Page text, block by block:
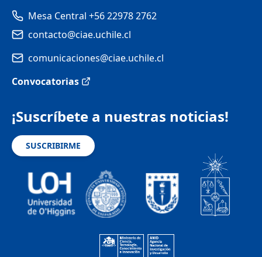
Mesa Central +56 22978 2762
contacto@ciae.uchile.cl
comunicaciones@ciae.uchile.cl
Convocatorias
¡Suscríbete a nuestras noticias!
SUSCRIBIRME